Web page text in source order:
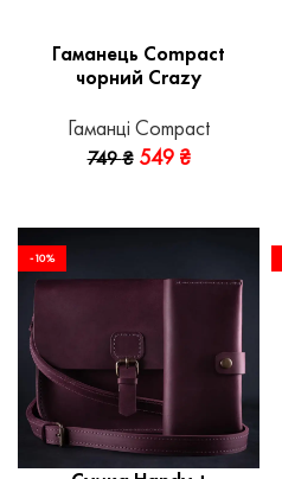
Гаманець Compact
чорний Crazy
Гаманці Compact
749₴ 549 ₴
-10%